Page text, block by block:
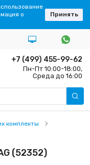
+7 (499) 455-99-62
Пн-Пт 10:00-18:00,
Среда до 16:00
комплекты
(52352)
о
Принять